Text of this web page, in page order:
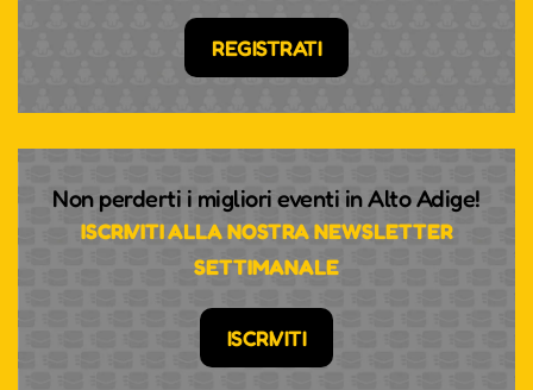
REGISTRATI
Non perderti i migliori eventi in Alto Adige!
ISCRIVITI ALLA NOSTRA NEWSLETTER
SETTIMANALE
ISCRIVITI